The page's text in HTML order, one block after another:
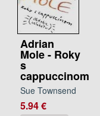
Adrian
Mole - Roky
s
cappuccinom
Sue Townsend
5.94 €